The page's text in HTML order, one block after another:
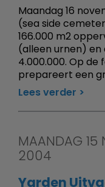
Maandag 16
(sea side
166.000 m2
(alleen urnen) en
4.000.000. Op de
prepareert een
Lees verder
MAANDAG 15
2004
Yarden